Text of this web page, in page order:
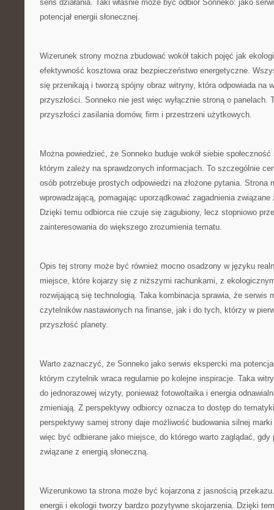
sens działania. Taki właśnie może być odbiór Sonneko: jako
potencjał energii słonecznej.
Wizerunek strony można zbudować wokół takich pojęć jak
efektywność kosztowa oraz bezpieczeństwo energetyczne.
się przenikają i tworzą spójny obraz witryny, która odpowiada na
przyszłości. Sonneko nie jest więc wyłącznie stroną o panelach.
przyszłości zasilania domów, firm i przestrzeni użytkowych.
Można powiedzieć, że Sonneko buduje wokół siebie
którym zależy na sprawdzonych informacjach. To szczególnie
osób potrzebuje prostych odpowiedzi na złożone pytania. Strona
wprowadzającą, pomagając uporządkować zagadnienia
Dzięki temu odbiorca nie czuje się zagubiony, lecz stopniowo
zainteresowania do większego zrozumienia tematu.
Opis tej strony może być również mocno osadzony w języku
miejsce, które kojarzy się z niższymi rachunkami, z
rozwijającą się technologią. Taka kombinacja sprawia, że serwis
czytelników nastawionych na finanse, jak i do tych, którzy w
przyszłość planety.
Warto zaznaczyć, że Sonneko jako serwis ekspercki ma
którym czytelnik wraca regularnie po kolejne inspiracje. Taka
do jednorazowej wizyty, ponieważ fotowoltaika i energia
zmieniają. Z perspektywy odbiorcy oznacza to dostęp do
perspektywy samej strony daje możliwość budowania silnej
więc być odbierane jako miejsce, do którego warto zaglądać, gdy
związane z energią słoneczną.
Wizerunkowo ta strona może być kojarzona z jasnością
energii i ekologii tworzy bardzo pozytywne skojarzenia. Dzięki